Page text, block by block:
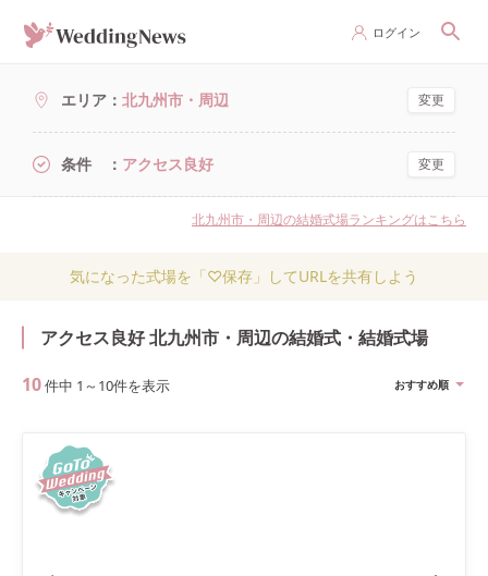
ログイン
エリア 北九州市・周辺 変更
条件 アクセス良好 変更
北九州市・周辺の結婚式場ランキングはこちら
気になった式場を「♡保存」してURLを共有しよう
アクセス良好 北九州市・周辺の結婚式・結婚式場
10件中 1 ～ 10件を表示 おすすめ順